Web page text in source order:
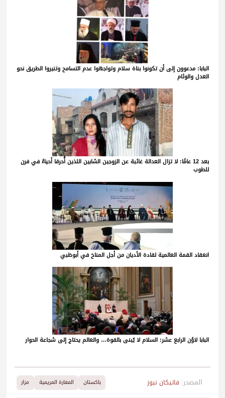
البابا: مدعوون إلى أن تكونوا بناة سلام وتواجهوا عدم التسامح وتنيروا الطريق نحو
العدل والوئام
بعد 12 عامًا: لا تزال العدالة غائبة عن الزوجين الشابين اللذين أُحرقا أحياءً في فرن
للطوب
انعقاد القمة العالمية لقادة الأديان من أجل المناخ في أبوظبي
البابا لاوُن الرابع عشر: السلام لا يُبنى بالقوة… والعالم يحتاج إلى شجاعة الحوار
المصدر: فاتيكان نيوز باكستان المغارة المريمية مزار